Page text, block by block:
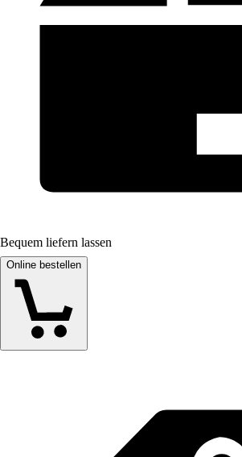
Bequem liefern lassen
Online bestellen